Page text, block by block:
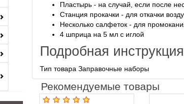
Пластырь - на случай, если после
Станция прокачки - для откачки
Несколько салфеток - для
4 шприца на 5 мл с иглой
Подробная
Тип товара Заправочные наборы
Рекомендуемые товары